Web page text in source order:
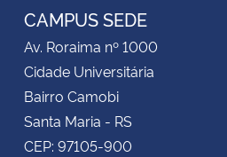
CAMPUS SEDE
Av. Roraima nº 1000
Cidade Universitária
Bairro Camobi
Santa Maria - RS
CEP: 97105-900